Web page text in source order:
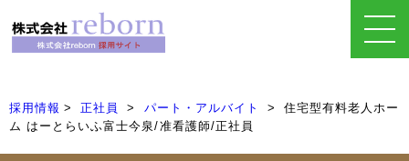
採用情報 正社員 パート・アルバイト
住宅型有料老人ホー
ム はーとらいふ富士今泉/准看護師/正社員